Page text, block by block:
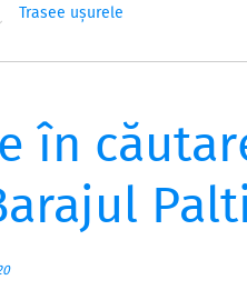
Trasee ușurele
în